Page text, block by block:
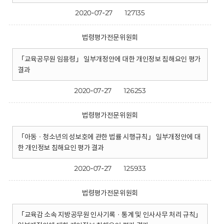
2020-07-27 127135
법령평가전문위원회
「교육공무원 임용령」 일부개정안에 대한 개인정보 침해요인 평가
결과
2020-07-27 126253
법령평가전문위원회
「아동 · 청소년의 성보호에 관한 법률 시행규칙」 일부개정안에 대
한 개인정보 침해요인 평가 결과
2020-07-27 125933
법령평가전문위원회
「교육감 소속 지방공무원 인사기록 · 통계 및 인사사무 처리 규칙」